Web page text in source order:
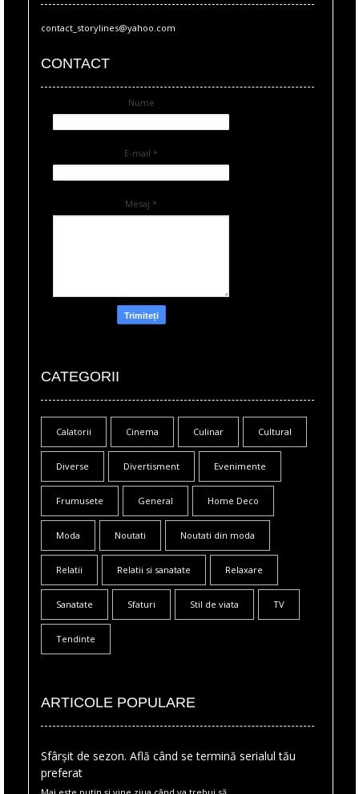
contact_storylines@yahoo.com
CONTACT
Nume
E-mail *
Mesaj *
CATEGORII
Calatorii Cinema Culinar Cultural
Diverse Divertisment Evenimente
Frumusete General Home Deco
Moda Noutati Noutati din moda
Relatii Relatii si sanatate Relaxare
Sanatate Sfaturi Stil de viata TV
Tendinte
ARTICOLE POPULARE
Sfârșit de sezon. Află când se termină serialul tău
preferat